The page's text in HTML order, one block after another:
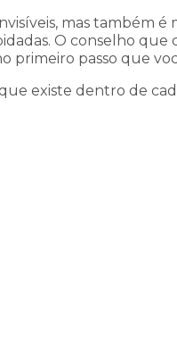
mas também é
O conselho que
passo que
existe dentro de